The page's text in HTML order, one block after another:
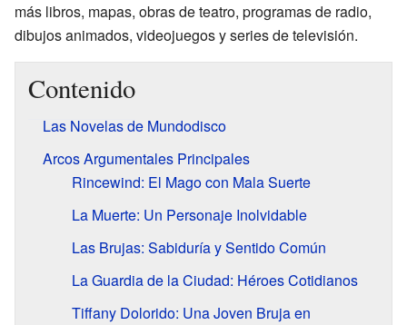
más libros, mapas, obras de teatro, programas de radio,
dibujos animados, videojuegos y series de televisión.
Contenido
Las Novelas de Mundodisco
Arcos Argumentales Principales
Rincewind: El Mago con Mala Suerte
La Muerte: Un Personaje Inolvidable
Las Brujas: Sabiduría y Sentido Común
La Guardia de la Ciudad: Héroes Cotidianos
Tiffany Dolorido: Una Joven Bruja en